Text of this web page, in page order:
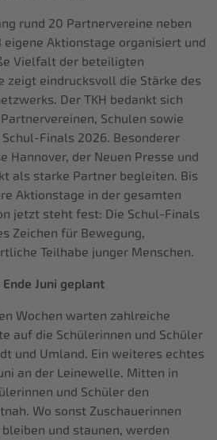
rund 20 Partnervereine neben
eigene Aktionstage organisiert und
Vielfalt der beteiligten
zeigt eindrucksvoll die Stärke des
Der TKH bedankt sich
Schulen sowie
Finals 2026. Besonderer
Hannover, der Neuen Presse und
als starke Partner begleiten. Bis
Aktionstage in der gesamten
jetzt steht fest: Die Schul-Finals
Zeichen für Bewegung,
Teilhabe junger Menschen.
Juni geplant
Wochen warten zahlreiche
auf die Schülerinnen und Schüler
und Umland. Ein weiteres echtes
an der Leinewelle. Mitten in
und Schüler den
Wo sonst Zuschauerinnen
und staunen, werden